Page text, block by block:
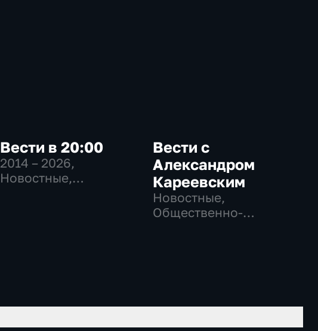
Вести в 20:00
2014 – 2026,
Новостные,
Вести с
Александром
Кареевским
Новостные,
Общественно-